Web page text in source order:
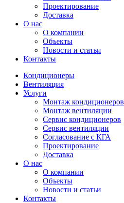
Проектирование
Доставка
О нас
О компании
Объекты
Новости и статьи
Контакты
Кондиционеры
Вентиляция
Услуги
Монтаж кондиционеров
Монтаж вентиляции
Сервис кондиционеров
Сервис вентиляции
Согласование с КГА
Проектирование
Доставка
О нас
О компании
Объекты
Новости и статьи
Контакты